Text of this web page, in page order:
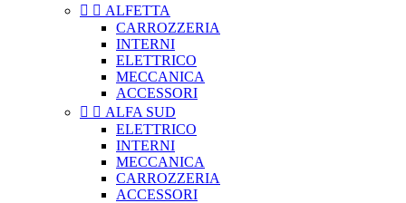
  ALFETTA
CARROZZERIA
INTERNI
ELETTRICO
MECCANICA
ACCESSORI
  ALFA SUD
ELETTRICO
INTERNI
MECCANICA
CARROZZERIA
ACCESSORI